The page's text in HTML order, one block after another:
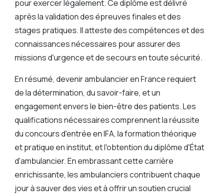
pour exercer légalement. Ce diplôme est délivré
après la validation des épreuves finales et des
stages pratiques. Il atteste des compétences et des
connaissances nécessaires pour assurer des
missions d'urgence et de secours en toute sécurité.
En résumé, devenir ambulancier en France requiert
de la détermination, du savoir-faire, et un
engagement envers le bien-être des patients. Les
qualifications nécessaires comprennent la réussite
du concours d'entrée en IFA, la formation théorique
et pratique en institut, et l'obtention du diplôme d'État
d'ambulancier. En embrassant cette carrière
enrichissante, les ambulanciers contribuent chaque
jour à sauver des vies et à offrir un soutien crucial